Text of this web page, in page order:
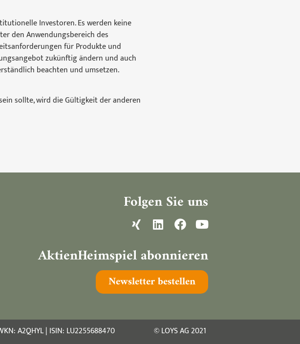
Investoren. Es werden keine
den Anwendungsbereich des
für Produkte und
zukünftig ändern und auch
beachten und umsetzen.
sollte, wird die Gültigkeit der anderen
Folgen Sie uns
AktienHeimspiel abonnieren
Newsletter bestellen
A2QHYL | ISIN: LU2255688470 © LOYS AG 2021